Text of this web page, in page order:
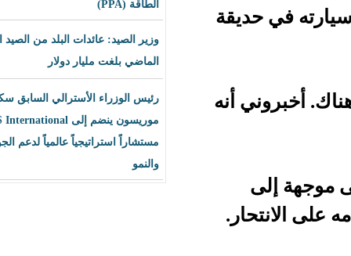
وزير الصيد: عائدات البلد من الصيد العام
الماضي بلغت مليار دولار
رئيس الوزراء الأسترالي السابق سكوت
موريسون ينضم إلى BLS International
مستشاراً استراتيجياً عالمياً لدعم الجودة
أنه